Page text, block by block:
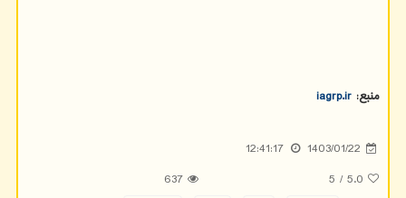
منبع: iagrp.ir
1403/01/22
12:41:17
5.0
/
5
637